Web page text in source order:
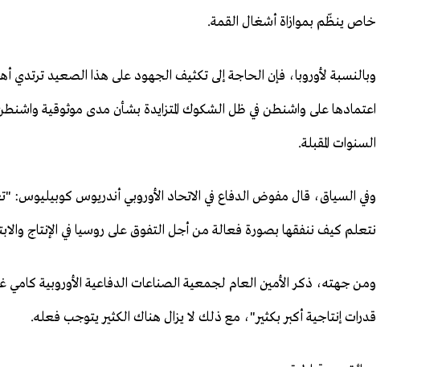
خاص ينظّم بموازاة أشغال القمة.
وبالنسبة لأوروبا، فإن الحاجة إلى تكثيف الجهود على هذا الصعيد
اعتمادها على واشنطن في ظل الشكوك المتزايدة بشأن مدى موثوقية
السنوات المقبلة.
وفي السياق، قال مفوض الدفاع في الاتحاد الأوروبي أندريوس كوبيليوس:
نتعلم كيف ننفقها بصورة فعالة من أجل التفوق على روسيا في الإنتاج
ومن جهته، ذكر الأمين العام لجمعية الصناعات الدفاعية الأوروبية
قدرات إنتاجية أكبر بكثير"، مع ذلك لا يزال هناك الكثير يتوجب فعله.